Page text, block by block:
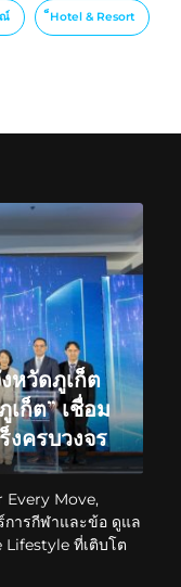
ณ์ ็Hotel & Resort
หวัดภูเก็ต
เก็ต” เชื่อม
งครบวงจร
Every Move,
การกีฬาและข้อ ดูแล
Lifestyle ที่เติบโต